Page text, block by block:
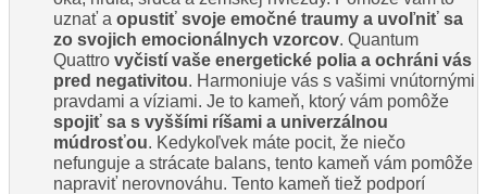
uznať a opustiť svoje emočné traumy a uvoľniť sa
zo svojich emocionálnych vzorcov. Quantum
Quattro vyčistí vaše energetické polia a ochráni vás
pred negativitou. Harmoniuje vás s vašimi vnútornými
pravdami a víziami. Je to kameň, ktorý vám pomôže
spojiť sa s vyššími ríšami a univerzálnou
múdrosťou. Kedykoľvek máte pocit, že niečo
nefunguje a strácate balans, tento kameň vám pomôže
napraviť nerovnováhu. Tento kameň tiež podporí